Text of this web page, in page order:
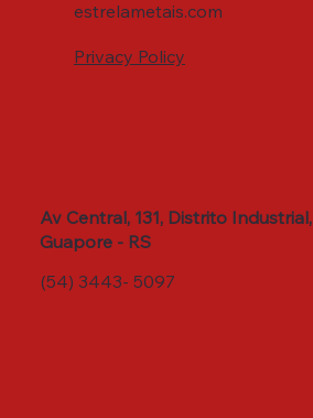
Av Central, 131, Distrito Industrial,
Guapore - RS
(54) 3443- 5097
estrelametais.com
Privacy Policy